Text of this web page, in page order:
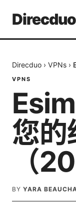
Direcduo
Direcduo › VPNs ›
VPNS
您的
（
BY YARA